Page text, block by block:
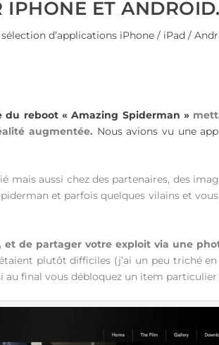
IPHONE ET ANDROID.
d’applications iPhone / iPad /
du reboot « Amazing Spiderman »
augmentée. Nous avions vu une
aussi chez des partenaires, des
et parfois quelques vilains et
de partager votre exploit via une
plutôt difficiles (j’ai un peu triché
au final vous débloquez un item